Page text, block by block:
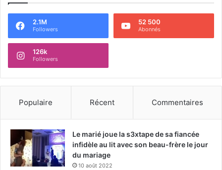
2.1M
Followers
52 500
Abonnés
126k
Followers
Populaire Récent Commentaires
Le marié joue la s3xtape de sa fiancée
infidèle au lit avec son beau-frère le jour
du mariage
10 août 2022